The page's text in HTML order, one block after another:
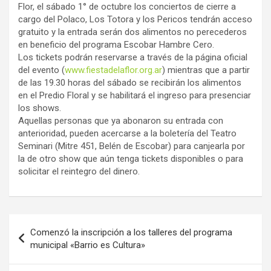
Flor, el sábado 1° de octubre los conciertos de cierre a
cargo del Polaco, Los Totora y los Pericos tendrán acceso
gratuito y la entrada serán dos alimentos no perecederos
en beneficio del programa Escobar Hambre Cero.
Los tickets podrán reservarse a través de la página oficial
del evento (www.fiestadelaflor.org.ar) mientras que a partir
de las 19.30 horas del sábado se recibirán los alimentos
en el Predio Floral y se habilitará el ingreso para presenciar
los shows.
Aquellas personas que ya abonaron su entrada con
anterioridad, pueden acercarse a la boletería del Teatro
Seminari (Mitre 451, Belén de Escobar) para canjearla por
la de otro show que aún tenga tickets disponibles o para
solicitar el reintegro del dinero.
de
entradas
Comenzó la inscripción a los talleres del programa
municipal «Barrio es Cultura»